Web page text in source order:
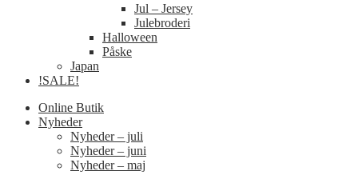
Jul – Jersey
Julebroderi
Halloween
Påske
Japan
!SALE!
Online Butik
Nyheder
Nyheder – juli
Nyheder – juni
Nyheder – maj